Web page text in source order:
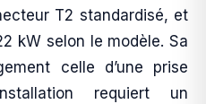
T2 standardisé, et
kW selon le modèle. Sa
celle d’une prise
requiert un